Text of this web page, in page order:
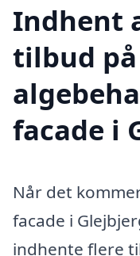
Indhent
tilbud på
facade i
Når det
facade i
indhente flere